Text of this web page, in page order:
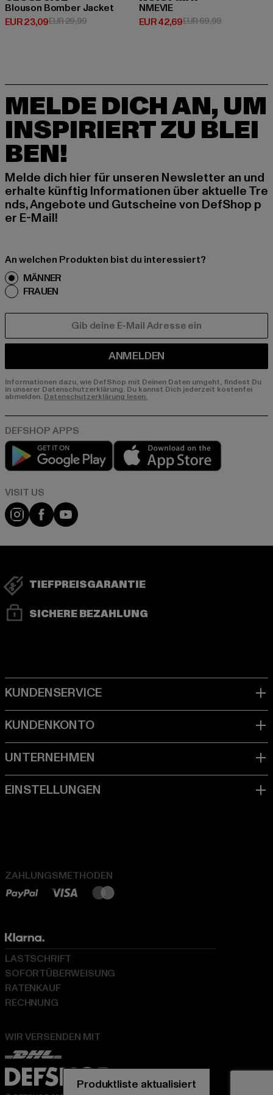
Blouson Bomber Jacket
EUR 23,09
Derzeitiger Preis: EUR 23,09
EUR 29,99Aktionspreis: EUR 29,99
NMEVIE
EUR 42,69
Derzeitiger Preis: EUR 42,69
EUR 69,99Aktionspreis:
MELDE DICH AN, UM
INSPIRIERT ZU BLEI
BEN!
Melde dich hier für unseren Newsletter an und
erhalte künftig Informationen über aktuelle Tre
nds, Angebote und Gutscheine von DefShop p
er E-Mail!
An welchen Produkten bist du interessiert?
MÄNNER
FRAUEN
ANMELDEN
Informationen dazu, wie DefShop mit Deinen Daten umgeht, findest Du
in unserer Datenschutzerklärung. Du kannst Dich jederzeit kostenfei
abmelden. Datenschutzerklärung lesen.
Play market
Visit our Instagram page:
Visit our Facebook page:
Visit our YouTube channel:
TIEFPREISGARANTIE
SICHERE BEZAHLUNG
ZAHLUNGSMETHODEN
WIR VERSENDEN MIT
LASTSCHRIFT
SOFORTÜBERWEISUNG
RATENKAUF
RECHNUNG